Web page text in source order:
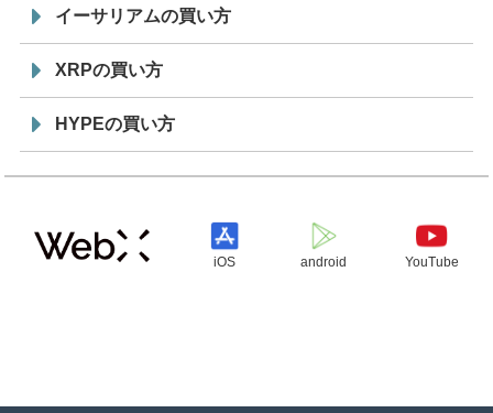
イーサリアムの買い方
XRPの買い方
HYPEの買い方
iOS android YouTube